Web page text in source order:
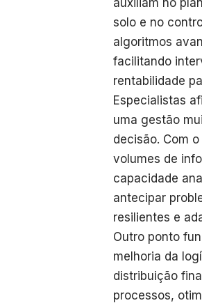
solo e no
algoritmos
facilitando
rentabilidade
Especialistas
uma gestão
decisão. Com
volumes de
capacidade
antecipar
resilientes e
Outro ponto
melhoria da
distribuição
processos,